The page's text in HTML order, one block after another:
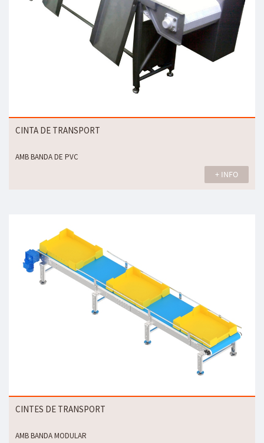
CINTA DE TRANSPORT
AMB BANDA DE PVC
+ INFO
CINTES DE TRANSPORT
AMB BANDA MODULAR